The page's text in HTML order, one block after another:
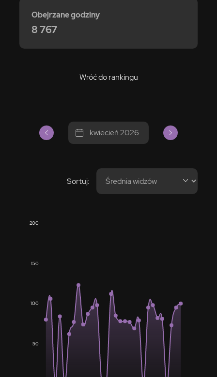
Wróć do rankingu
Obejrzane godziny
8 767
kwiecień 2026
Sortuj:
50
100
150
200